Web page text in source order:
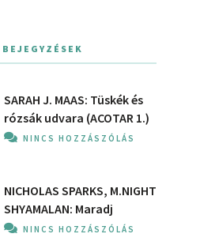
SARAH J. MAAS: Tüskék és
rózsák udvara (ACOTAR 1.)
NINCS HOZZÁSZÓLÁS
NICHOLAS SPARKS, M.NIGHT
SHYAMALAN: Maradj
NINCS HOZZÁSZÓLÁS